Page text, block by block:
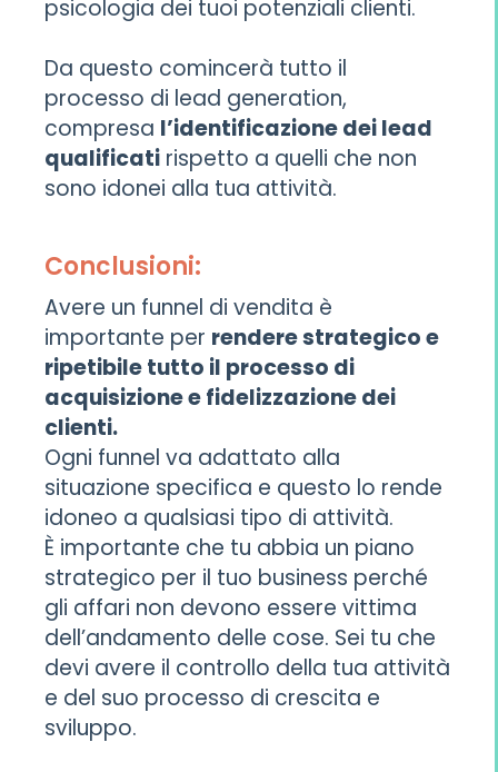
psicologia dei tuoi potenziali clienti.
Da questo comincerà tutto il
processo di lead generation,
compresa l’identificazione dei lead
qualificati rispetto a quelli che non
sono idonei alla tua attività.
Conclusioni:
Avere un funnel di vendita è
importante per rendere strategico e
ripetibile tutto il processo di
acquisizione e fidelizzazione dei
clienti.
Ogni funnel va adattato alla
situazione specifica e questo lo rende
idoneo a qualsiasi tipo di attività.
È importante che tu abbia un piano
strategico per il tuo business perché
gli affari non devono essere vittima
dell’andamento delle cose. Sei tu che
devi avere il controllo della tua attività
e del suo processo di crescita e
sviluppo.